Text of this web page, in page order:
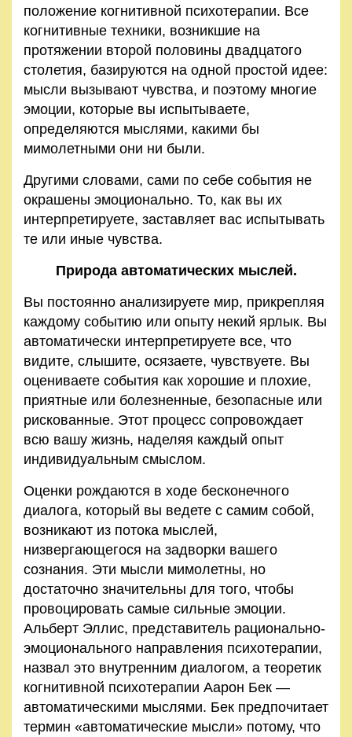
положение когнитивной психотерапии. Все
когнитивные техники, возникшие на
протяжении второй половины двадцатого
столетия, базируются на одной простой идее:
мысли вызывают чувства, и поэтому многие
эмоции, которые вы испытываете,
определяются мыслями, какими бы
мимолетными они ни были.
Другими словами, сами по себе события не
окрашены эмоционально. То, как вы их
интерпретируете, заставляет вас испытывать
те или иные чувства.
Природа автоматических мыслей.
Вы постоянно анализируете мир, прикрепляя
каждому событию или опыту некий ярлык. Вы
автоматически интерпретируете все, что
видите, слышите, осязаете, чувствуете. Вы
оцениваете события как хорошие и плохие,
приятные или болезненные, безопасные или
рискованные. Этот процесс сопровождает
всю вашу жизнь, наделяя каждый опыт
индивидуальным смыслом.
Оценки рождаются в ходе бесконечного
диалога, который вы ведете с самим собой,
возникают из потока мыслей,
низвергающегося на задворки вашего
сознания. Эти мысли мимолетны, но
достаточно значительны для того, чтобы
провоцировать самые сильные эмоции.
Альберт Эллис, представитель рационально-
эмоционального направления психотерапии,
назвал это внутренним диалогом, а теоретик
когнитивной психотерапии Аарон Бек —
автоматическими мыслями. Бек предпочитает
термин «автоматические мысли» потому, что